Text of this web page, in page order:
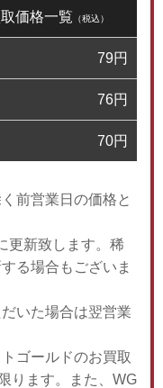
価格一覧 （税込）
79円
76円
70円
前営業日の価格と
更新致します。稀
る場合もございま
いた場合は翌営業
ゴールドのお買取
ります。また、WG